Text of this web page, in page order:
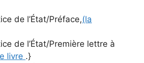
de l’État/Préface,(la
de l’État/Première lettre à
livre .}